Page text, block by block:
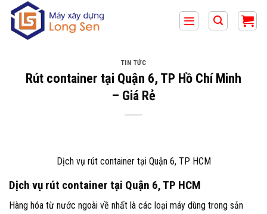
qua
TIN TỨC
Rút container tại Quận 6, TP Hồ Chí Minh
– Giá Rẻ
Dịch vụ rút container tại Quận 6, TP HCM
Dịch vụ rút container tại Quận 6, TP HCM
Hàng hóa từ nước ngoài về nhất là các loại máy dùng trong sản